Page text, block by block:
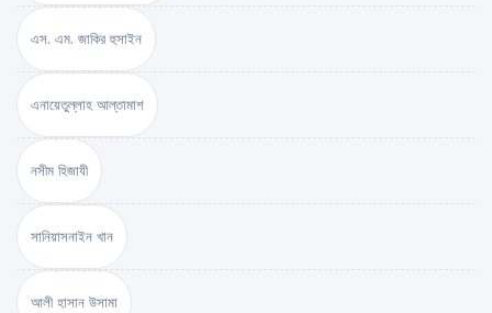
এস. এম. জাকির হুসাইন
এনায়েতুল্লাহ আল্‌তামাশ
নসীম হিজাযী
সানিয়াসনাইন খান
আলী হাসান উসামা